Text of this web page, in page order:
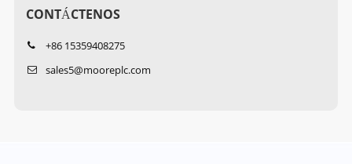
CONTÁCTENOS
+86 15359408275
sales5@mooreplc.com